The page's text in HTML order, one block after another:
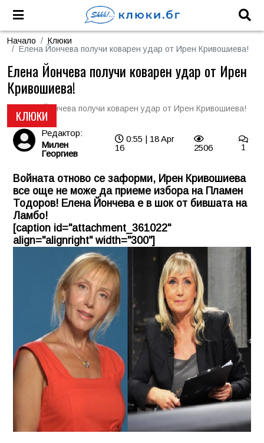
Начало
Клюки
Елена Йончева получи коварен удар от Ирен Кривошиева!
КЛЮКИ
Елена Йончева получи коварен удар от Ирен
Кривошиева!
Редактор:
Милен
Георгиев
0:55 | 18 Apr
16
2506 1
Войната отново се заформи, Ирен Кривошиева
все още не може да приеме избора на Пламен
Тодоров! Елена Йончева е в шок от бившата на
Ламбо!
[caption id="attachment_361022"
align="alignright" width="300"]